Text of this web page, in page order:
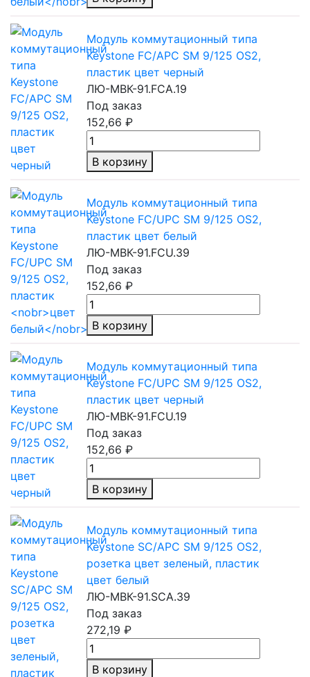
Модуль коммутационный типа
Keystone FC/APC SM 9/125 OS2,
пластик цвет черный
ЛЮ-МВК-91.FCA.19
Под заказ
152,66 ₽
В корзину
Модуль коммутационный типа
Keystone FC/UPC SM 9/125 OS2,
пластик цвет белый
ЛЮ-МВК-91.FCU.39
Под заказ
152,66 ₽
В корзину
Модуль коммутационный типа
Keystone FC/UPC SM 9/125 OS2,
пластик цвет черный
ЛЮ-МВК-91.FCU.19
Под заказ
152,66 ₽
В корзину
Модуль коммутационный типа
Keystone SC/APC SM 9/125 OS2,
розетка цвет зеленый, пластик
цвет белый
ЛЮ-МВК-91.SCA.39
Под заказ
272,19 ₽
В корзину